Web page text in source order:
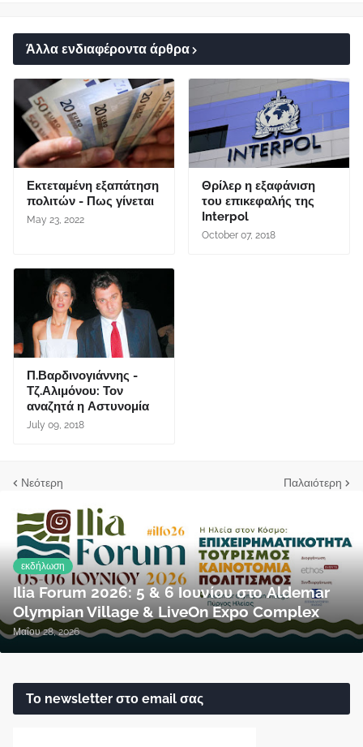
Άλλα ενδιαφέροντα άρθρα
Εκτεταμένη εξαπάτηση
πολιτών - Πως γίνεται
May 23, 2022
Θρίλερ η εξαφάνιση
του επικεφαλής της
Interpol
October 07, 2018
Π.Βαρδινογιάννης -
Τζ.Αλιμόνου: Τον
αναζητά η Αστυνομία
July 09, 2018
Νεότερη Παλαιότερη
εκδήλωση
Ilia Forum 2026: 5 & 6 Ιουνίου στο Aldemar
Olympian Village & LiveOn Expo Complex
Μαΐου 28, 2026
Το newsletter στο email σας